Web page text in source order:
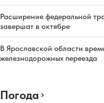
Расширение федеральной
завершат в октябре
В Ярославской области
железнодорожных переезда
Погода